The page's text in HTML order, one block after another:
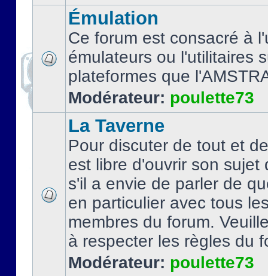
Émulation
Ce forum est consacré à
émulateurs ou l'utilitaires
plateformes que
Modérateur: poulette73
La Taverne
Pour discuter de tout et
est libre d'ouvrir son sujet
s'il a envie de parler de
en particulier avec tous
membres du forum.
à respecter les règles du
Modérateur: poulette73